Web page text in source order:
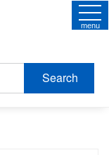
Search
menu